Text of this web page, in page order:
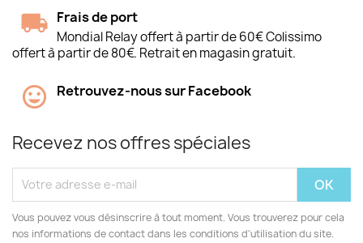
Frais de port
Mondial Relay offert à partir de 60€ Colissimo
offert à partir de 80€. Retrait en magasin gratuit.
Retrouvez-nous sur Facebook
Recevez nos offres spéciales
Vous pouvez vous désinscrire à tout moment. Vous trouverez pour cela
nos informations de contact dans les conditions d'utilisation du site.